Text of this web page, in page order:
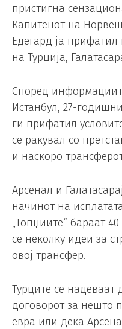
пристигна
Капитенот на
Едегард ја
на Турција,
Според
Истанбул, 27-
ги прифатил
се ракувал со
и наскоро
Арсенал и
начинот на
„Топџиите“ бараат
се неколку идеи за
овој трансфер.
Турците се надеваат
договорот за нешто
евра или дека